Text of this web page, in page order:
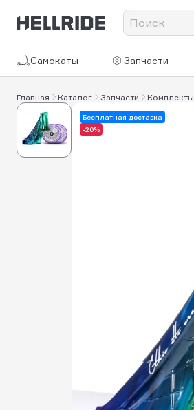
Самокаты Запчасти
Главная Каталог Запчасти Комплекты
Бесплатная доставка
-20%